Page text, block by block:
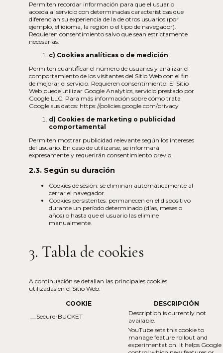
Permiten recordar información para que el usuario
acceda al servicio con determinadas características que
diferencian su experiencia de la de otros usuarios (por
ejemplo, el idioma, la región o el tipo de navegador).
Requieren consentimiento salvo que sean estrictamente
necesarias.
c) Cookies analíticas o de medición
Permiten cuantificar el número de usuarios y analizar el
comportamiento de los visitantes del Sitio Web con el fin
de mejorar el servicio. Requieren consentimiento. El Sitio
Web puede utilizar Google Analytics, servicio prestado por
Google LLC. Para más información sobre cómo trata
Google sus datos: https://policies.google.com/privacy
d) Cookies de marketing o publicidad
comportamental
Permiten mostrar publicidad relevante según los intereses
del usuario. En caso de utilizarse, se informará
expresamente y requerirán consentimiento previo.
2.3. Según su duración
Cookies de sesión: se eliminan automáticamente al
cerrar el navegador.
Cookies persistentes: permanecen en el dispositivo
durante un período determinado (días, meses o
años) o hasta que el usuario las elimine
manualmente.
3. Tabla de cookies
A continuación se detallan las principales cookies
utilizadas en el Sitio Web:
COOKIE
DESCRIPCIÓN
__Secure-BUCKET
Description is currently not
available.
YouTube sets this cookie to
manage feature rollout and
experimentation. It helps Google